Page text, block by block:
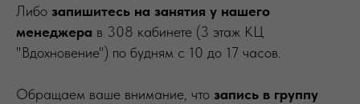
Либо запишитесь на занятия у нашего
менеджера в 308 кабинете (3 этаж КЦ
"Вдохновение") по будням с 10 до 17 часов.
Обращаем ваше внимание, что запись в группу